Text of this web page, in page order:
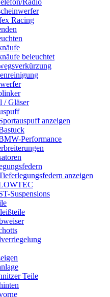
Racing
beleuchtet
/ Gläser
anzeigen
Performance
anzeigen
Suspensions
Teile